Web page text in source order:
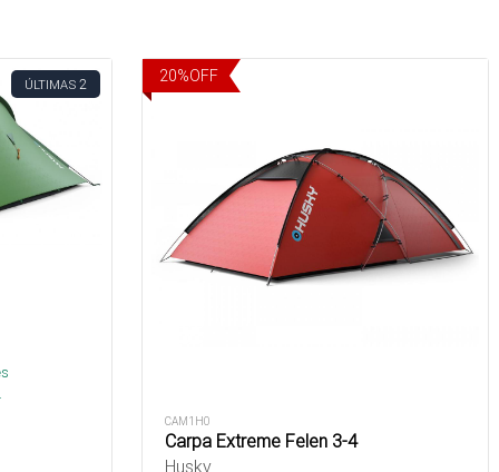
ÚLTIMAS 2 20%OFF
CAM1H0
Carpa Extreme Felen 3-4
Husky